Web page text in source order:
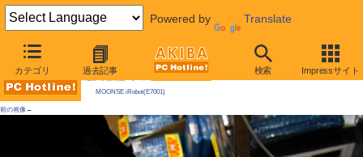
Powered by Translate
カテゴリ 過去記事 検索 Impressサイト
AKIBA PC Hotline! 2010年7月10日号
MOONSE iRobot(E7001)
前の画像←